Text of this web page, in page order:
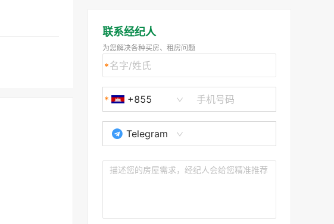
联系经纪人
为您解决各种买房、租房问题
+855
Telegram